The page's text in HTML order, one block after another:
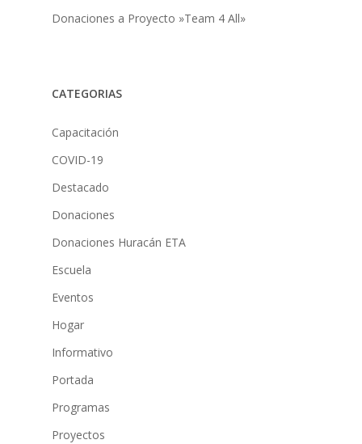
Donaciones a Proyecto »Team 4 All»
CATEGORIAS
Capacitación
COVID-19
Destacado
Donaciones
Donaciones Huracán ETA
Escuela
Eventos
Hogar
Informativo
Portada
Programas
Proyectos